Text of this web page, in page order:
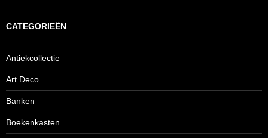
CATEGORIEËN
Antiekcollectie
Art Deco
Banken
Boekenkasten